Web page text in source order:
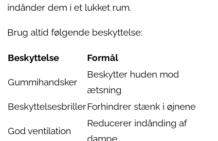
indånder dem i et lukket rum.
Brug altid følgende beskyttelse:
Beskyttelse Formål
Gummihandsker
Beskytter huden mod
ætsning
BeskyttelsesbrillerForhindrer stænk i øjnene
God ventilation
Reducerer indånding af